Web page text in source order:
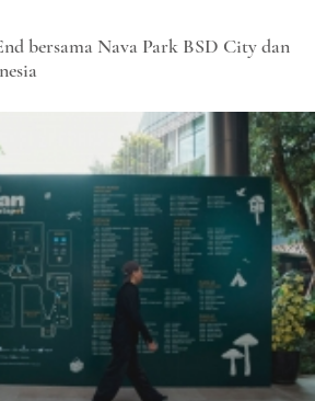
bersama Nava Park BSD City dan